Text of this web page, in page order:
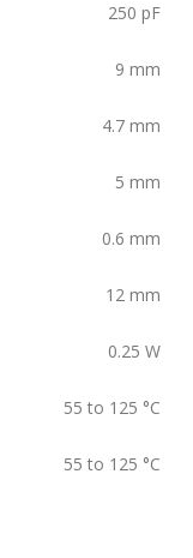
250 pF
9 mm
4.7 mm
5 mm
0.6 mm
12 mm
0.25 W
55 to 125 °C
55 to 125 °C